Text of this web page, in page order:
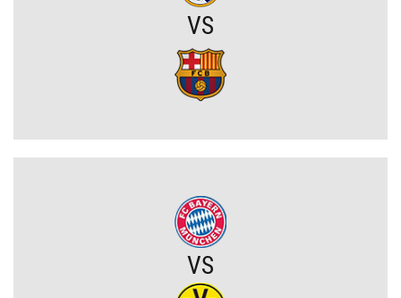
OFICJALNIE: Vinicius Junior przedłużył kontrakt z Realem Madryt!
Raków rozczarował. Szwedzi wyjechali spod Jasnej Góry z cennym
Eh ten Lech... Co za męczarnie mistrza Polski z rywalem z Wysp
Owczych. A wynik mógł być nawet dużo gorszy (VIDEO)
Wielkie zwycięstwo Jagiellonii. Duma Podlasia podniosła się po
fatalnym ciosie na początku (VIDEO)
VS
VS